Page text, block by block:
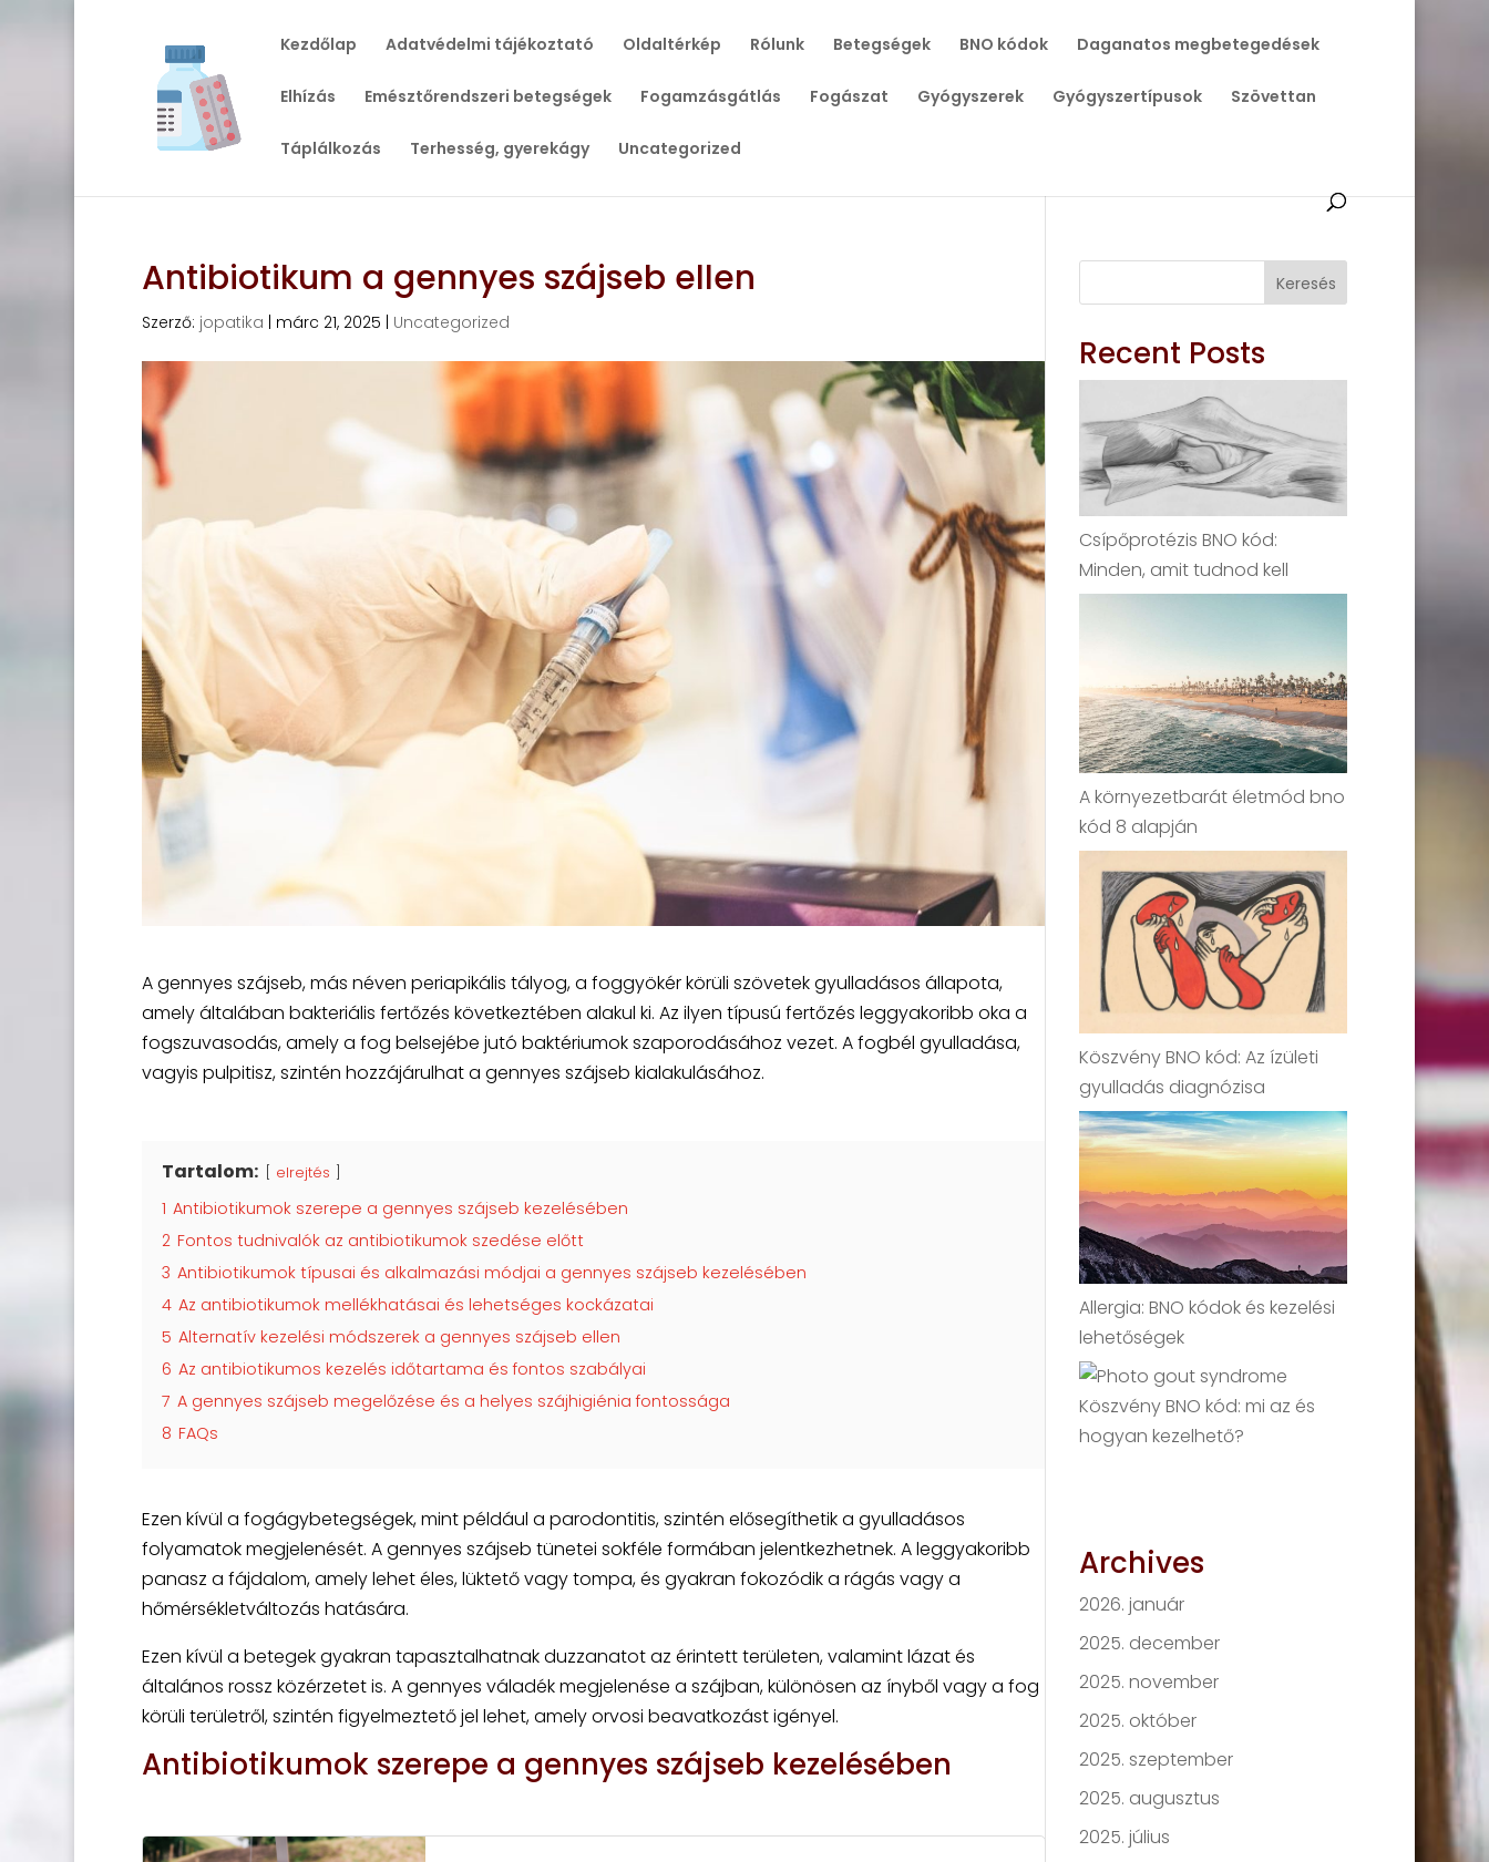
Kezdőlap Adatvédelmi tájékoztató Oldaltérkép Rólunk Betegségek BNO kódok Daganatos megbetegedések
Elhízás Emésztőrendszeri betegségek Fogamzásgátlás Fogászat Gyógyszerek Gyógyszertípusok Szövettan
Táplálkozás Terhesség, gyerekágy Uncategorized
Antibiotikum a gennyes szájseb ellen
Szerző: jopatika márc 21, 2025 Uncategorized
A gennyes szájseb, más néven periapikális tályog, a foggyökér körüli szövetek gyulladásos állapota,
amely általában bakteriális fertőzés következtében alakul ki. Az ilyen típusú fertőzés leggyakoribb oka a
fogszuvasodás, amely a fog belsejébe jutó baktériumok szaporodásához vezet. A fogbél gyulladása,
vagyis pulpitisz, szintén hozzájárulhat a gennyes szájseb kialakulásához.
Tartalom: elrejtés
1 Antibiotikumok szerepe a gennyes szájseb kezelésében
2 Fontos tudnivalók az antibiotikumok szedése előtt
3 Antibiotikumok típusai és alkalmazási módjai a gennyes szájseb kezelésében
4 Az antibiotikumok mellékhatásai és lehetséges kockázatai
5 Alternatív kezelési módszerek a gennyes szájseb ellen
6 Az antibiotikumos kezelés időtartama és fontos szabályai
7 A gennyes szájseb megelőzése és a helyes szájhigiénia fontossága
8 FAQs
Ezen kívül a fogágybetegségek, mint például a parodontitis, szintén elősegíthetik a gyulladásos
folyamatok megjelenését. A gennyes szájseb tünetei sokféle formában jelentkezhetnek. A leggyakoribb
panasz a fájdalom, amely lehet éles, lüktető vagy tompa, és gyakran fokozódik a rágás vagy a
hőmérsékletváltozás hatására.
Ezen kívül a betegek gyakran tapasztalhatnak duzzanatot az érintett területen, valamint lázat és
általános rossz közérzetet is. A gennyes váladék megjelenése a szájban, különösen az ínyből vagy a fog
körüli területről, szintén figyelmeztető jel lehet, amely orvosi beavatkozást igényel.
Antibiotikumok szerepe a gennyes szájseb kezelésében
Keresés
Recent Posts
Csípőprotézis BNO kód:
Minden, amit tudnod kell
A környezetbarát életmód bno
kód 8 alapján
Köszvény BNO kód: Az ízületi
gyulladás diagnózisa
Allergia: BNO kódok és kezelési
lehetőségek
Köszvény BNO kód: mi az és
hogyan kezelhető?
Archives
2026. január
2025. december
2025. november
2025. október
2025. szeptember
2025. augusztus
2025. július